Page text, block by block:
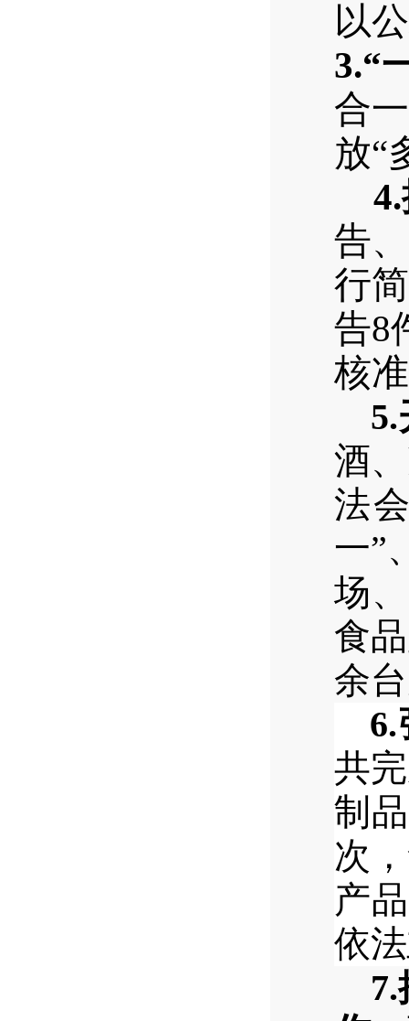
以
3.“
合一
放“
4.
告
行
告8
核
5.
酒
法
一”
场
食
余
6.
共
制
次
产
依
7.